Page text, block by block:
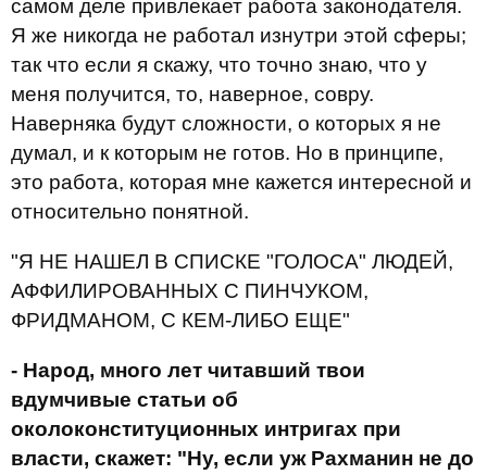
самом деле привлекает работа законодателя.
Я же никогда не работал изнутри этой сферы;
так что если я скажу, что точно знаю, что у
меня получится, то, наверное, совру.
Наверняка будут сложности, о которых я не
думал, и к которым не готов. Но в принципе,
это работа, которая мне кажется интересной и
относительно понятной.
"Я НЕ НАШЕЛ В СПИСКЕ "ГОЛОСА" ЛЮДЕЙ,
АФФИЛИРОВАННЫХ С ПИНЧУКОМ,
ФРИДМАНОМ, С КЕМ-ЛИБО ЕЩЕ"
- Народ, много лет читавший твои
вдумчивые статьи об
околоконституционных интригах при
власти, скажет: "Ну, если уж Рахманин не до